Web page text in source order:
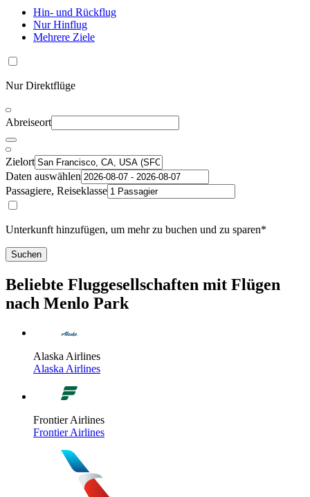
Hin- und Rückflug
Nur Hinflug
Mehrere Ziele
Nur Direktflüge
Abreiseort
Zielort
Daten auswählen
Passagiere, Reiseklasse
Unterkunft hinzufügen, um mehr zu buchen und zu sparen*
Suchen
Beliebte Fluggesellschaften mit Flügen
nach Menlo Park
Alaska Airlines
Alaska Airlines
Frontier Airlines
Frontier Airlines